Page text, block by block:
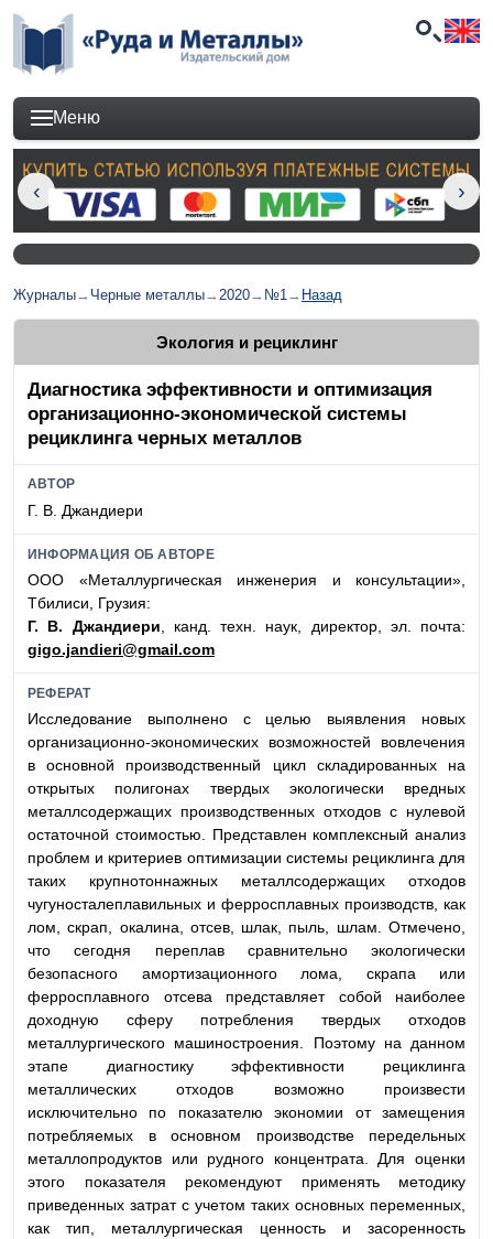
Меню
Журналы→ Черные металлы→2020→ №1→ Назад
Экология и рециклинг
Диагностика эффективности и оптимизация
организационно-экономической системы
рециклинга черных металлов
АВТОР
Г. В. Джандиери
ИНФОРМАЦИЯ ОБ АВТОРЕ
ООО «Металлургическая инженерия и консультации»,
Тбилиси, Грузия:
Г. В. Джандиери , канд. техн. наук, директор, эл. почта:
gigo.jandieri@gmail.com
РЕФЕРАТ
Исследование выполнено с целью выявления новых
организационно-экономических возможностей вовлечения
в основной производственный цикл складированных на
открытых полигонах твердых экологически вредных
металлсодержащих производственных отходов с нулевой
остаточной стоимостью. Представлен комплексный анализ
проблем и критериев оптимизации системы рециклинга для
таких крупнотоннажных металлсодержащих отходов
чугуносталеплавильных и ферросплавных производств, как
лом, скрап, окалина, отсев, шлак, пыль, шлам. Отмечено,
что сегодня переплав сравнительно экологически
безопасного амортизационного лома, скрапа или
ферросплавного отсева представляет собой наиболее
доходную сферу потребления твердых отходов
металлургического машиностроения. Поэтому на данном
этапе диагностику эффективности рециклинга
металлических отходов возможно произвести
исключительно по показателю экономии от замещения
потребляемых в основном производстве передельных
металлопродуктов или рудного концентрата. Для оценки
этого показателя рекомендуют применять методику
приведенных затрат с учетом таких основных переменных,
как тип, металлургическая ценность и засоренность